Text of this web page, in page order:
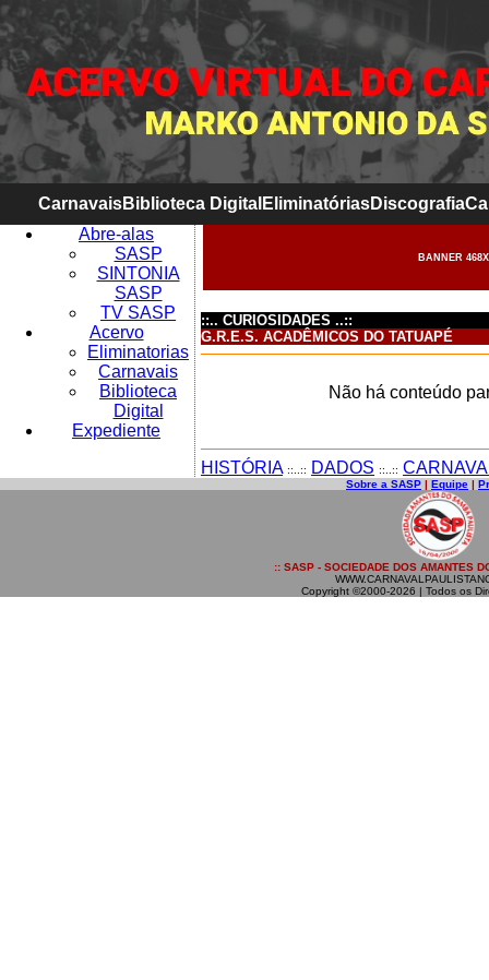
CarnavaisBiblioteca Digital EliminatóriasDiscografia
Abre-alas
SASP
SINTONIA
SASP
TV SASP
Acervo
Eliminatorias
Carnavais
Biblioteca
Digital
Expediente
BANNER
::.. CURIOSIDADES ..::
G.R.E.S. ACADÊMICOS DO TATUAPÉ
Não há conteúdo
HISTÓRIA ::..:: DADOS ::..::
Sobre a SASP | Equipe |
:: SASP - SOCIEDADE DOS AMANTES
Copyright ©2000-2026 | Todos os